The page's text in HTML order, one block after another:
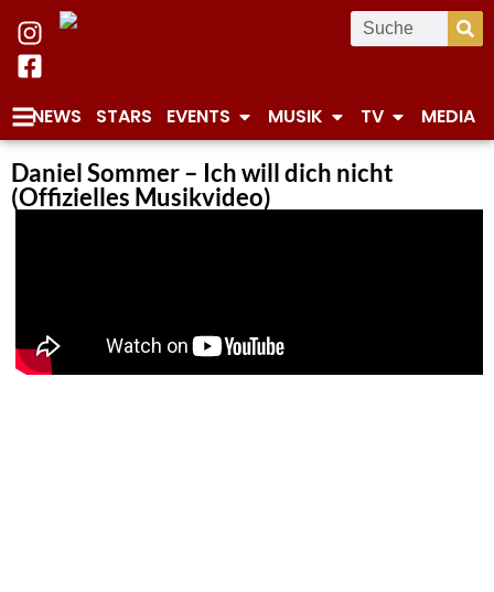
NEWS STARS EVENTS MUSIK TV MEDIA
Daniel Sommer – Ich will dich nicht
(Offizielles Musikvideo)